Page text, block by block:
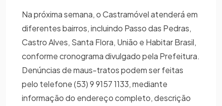
Na próxima semana, o Castramóvel atenderá em
diferentes bairros, incluindo Passo das Pedras,
Castro Alves, Santa Flora, União e Habitar Brasil,
conforme cronograma divulgado pela Prefeitura.
Denúncias de maus-tratos podem ser feitas
pelo telefone (53) 9 9157 1133, mediante
informação do endereço completo, descrição